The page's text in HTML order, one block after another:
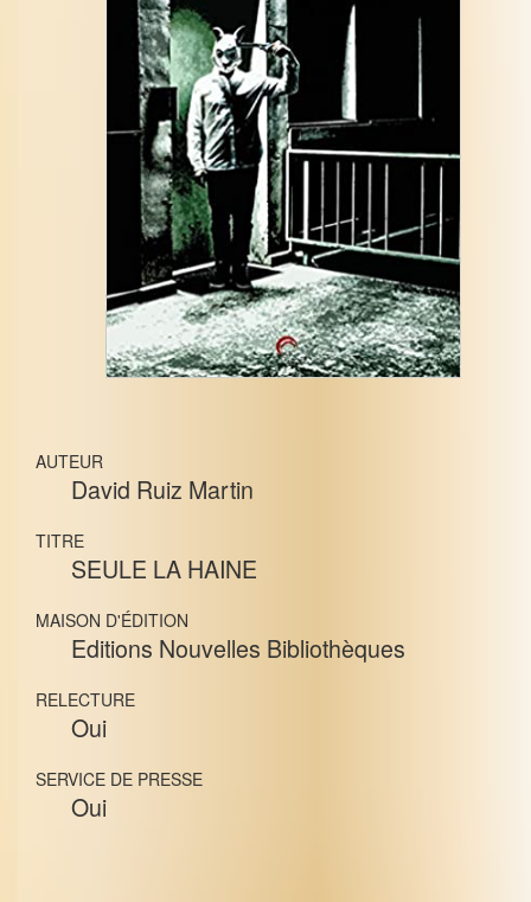
AUTEUR
David Ruiz Martin
TITRE
SEULE LA HAINE
MAISON D'ÉDITION
Editions Nouvelles Bibliothèques
RELECTURE
Oui
SERVICE DE PRESSE
Oui